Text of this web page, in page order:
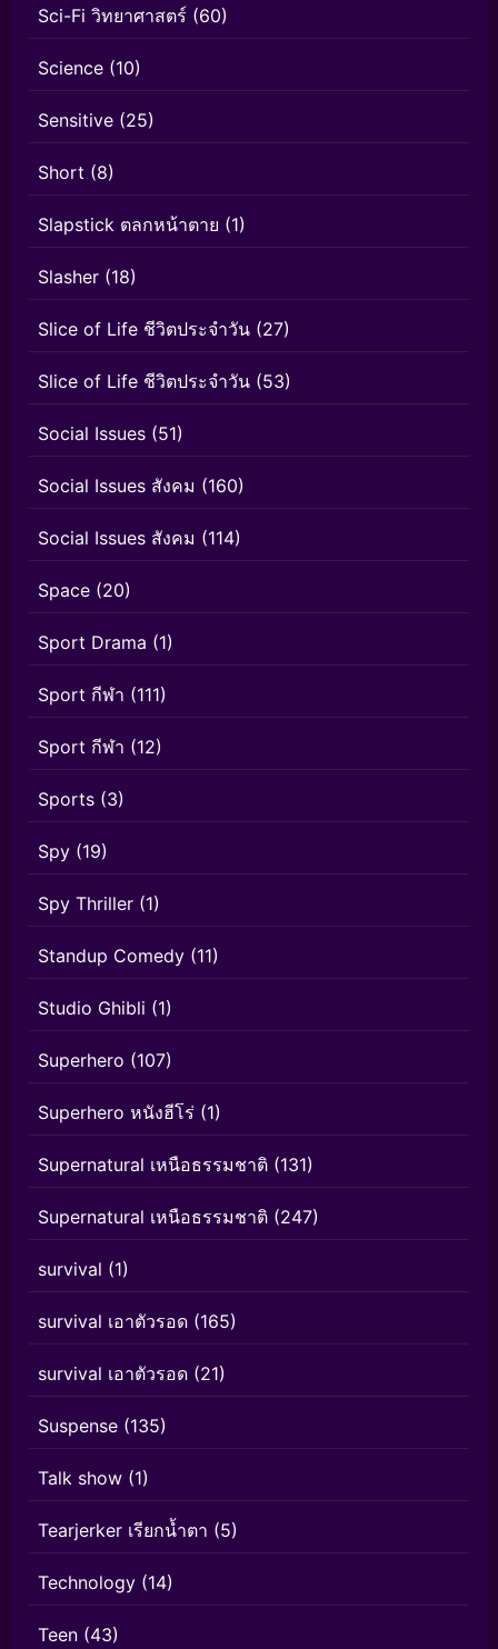
Sci-Fi วิทยาศาสตร์ (60)
Science (10)
Sensitive (25)
Short (8)
Slapstick ตลกหน้าตาย (1)
Slasher (18)
Slice of Life ชีวิตประจำวัน (27)
Slice of Life ชีวิตประจำวัน (53)
Social Issues (51)
Social Issues สังคม (160)
Social Issues สังคม (114)
Space (20)
Sport Drama (1)
Sport กีฬา (111)
Sport กีฬา (12)
Sports (3)
Spy (19)
Spy Thriller (1)
Standup Comedy (11)
Studio Ghibli (1)
Superhero (107)
Superhero หนังฮีโร่ (1)
Supernatural เหนือธรรมชาติ (131)
Supernatural เหนือธรรมชาติ (247)
survival (1)
survival เอาตัวรอด (165)
survival เอาตัวรอด (21)
Suspense (135)
Talk show (1)
Tearjerker เรียกน้ำตา (5)
Technology (14)
Teen (43)